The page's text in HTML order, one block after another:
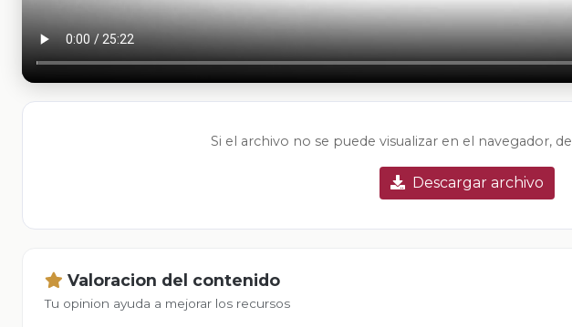
Si el archivo no se puede visualizar en el navegador,
Descargar archivo
Valoracion del contenido
Tu opinion ayuda a mejorar los recursos